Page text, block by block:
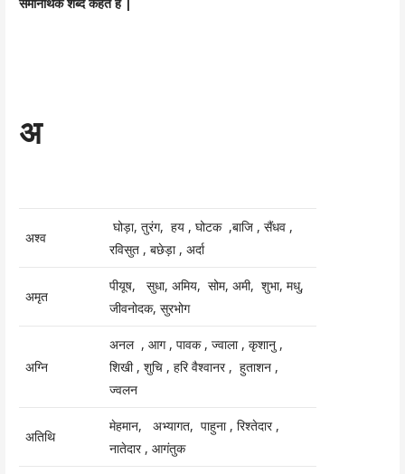
अ
अश्व
घोड़ा, तुरंग, हय , घोटक ,बाजि , सैंधव ,
रविसुत , बछेड़ा , अर्दा
अमृत
पीयूष, सुधा, अमिय, सोम, अमी, शुभा, मधु,
जीवनोदक, सुरभोग
अग्नि
अनल , आग , पावक , ज्वाला , कृशानु ,
शिखी , शुचि , हरि वैश्वानर , हुताशन ,
ज्वलन
अतिथि
मेहमान, अभ्यागत, पाहुना , रिश्तेदार ,
नातेदार , आगंतुक